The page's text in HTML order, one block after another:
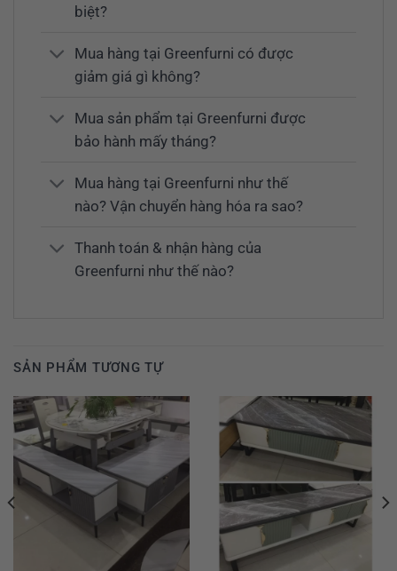
biệt?
Mua hàng tại Greenfurni có được
giảm giá gì không?
Mua sản phẩm tại Greenfurni được
bảo hành mấy tháng?
Mua hàng tại Greenfurni như thế
nào? Vận chuyển hàng hóa ra sao?
Thanh toán & nhận hàng của
Greenfurni như thế nào?
SẢN PHẨM TƯƠNG TỰ